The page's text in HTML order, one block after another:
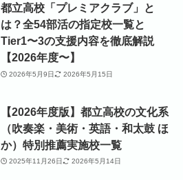
都立高校「プレミアクラブ」と
は？全54部活の指定校一覧と
Tier1〜3の支援内容を徹底解説
【2026年度〜】
2026年5月9日 2026年5月15日
【2026年度版】都立高校の文化系
（吹奏楽・美術・英語・和太鼓 ほ
か）特別推薦実施校一覧
2025年11月26日 2026年5月14日